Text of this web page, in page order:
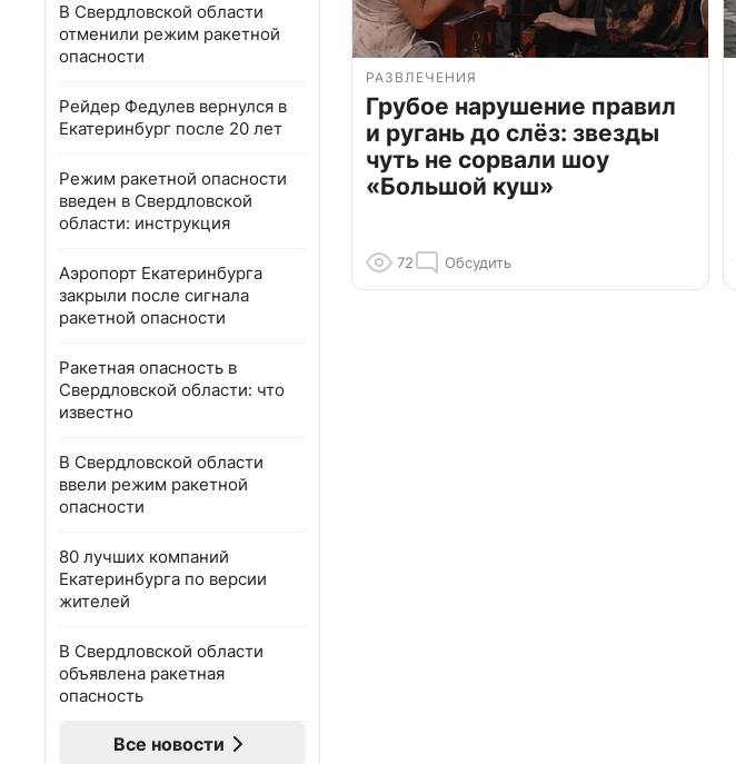
В Свердловской области
отменили режим ракетной
опасности
Рейдер Федулев вернулся в
Екатеринбург после 20 лет
Режим ракетной опасности
введен в Свердловской
области: инструкция
Аэропорт Екатеринбурга
закрыли после сигнала
ракетной опасности
Ракетная опасность в
Свердловской области: что
известно
В Свердловской области
ввели режим ракетной
опасности
80 лучших компаний
Екатеринбурга по версии
жителей
В Свердловской области
объявлена ракетная
опасность
Все новости
РАЗВЛЕЧЕНИЯ
Грубое нарушение правил
и ругань до слёз: звезды
чуть не сорвали шоу
«Большой куш»
72 Обсудить